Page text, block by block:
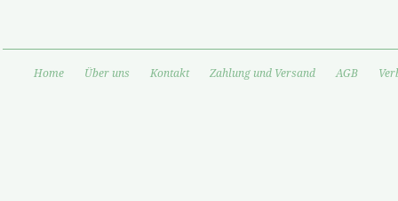
Home Über uns Kontakt Zahlung und Versand AGB